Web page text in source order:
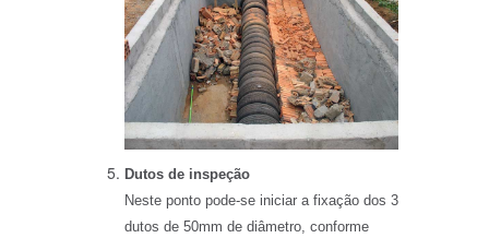
Dutos de inspeção
Neste ponto pode-se iniciar a fixação dos 3
dutos de 50mm de diâmetro, conforme